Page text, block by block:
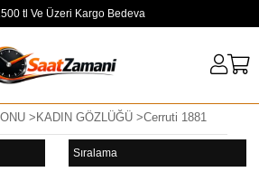
tl Ve Üzeri Kargo Bedeva
> KADIN GÖZLÜĞÜ>Cerruti 1881
Sıralama